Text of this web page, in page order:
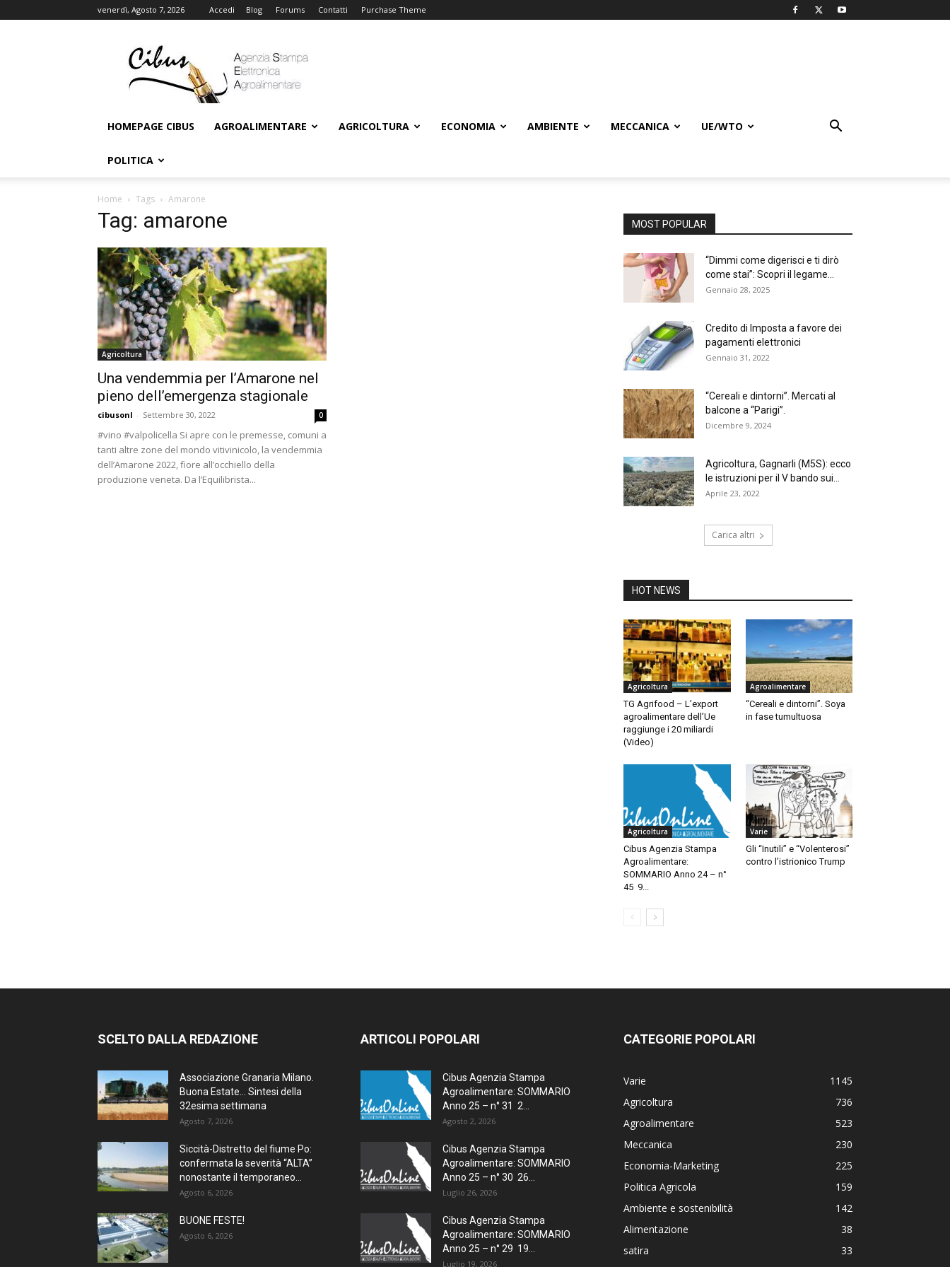
venerdì, Agosto 7, 2026 Accedi Blog Forums Contatti Purchase Theme
Online
HOMEPAGE CIBUS AGROALIMENTARE AGRICOLTURA ECONOMIA AMBIENTE MECCANICA UE/WTO
POLITICA
Home Tags Amarone
Tag: amarone
Agricoltura
Una vendemmia per l’Amarone nel
pieno dell’emergenza stagionale
cibusonl - Settembre 30, 2022 0
#vino #valpolicella Si apre con le premesse, comuni a
tanti altre zone del mondo vitivinicolo, la vendemmia
dell’Amarone 2022, fiore all’occhiello della
produzione veneta. Da l’Equilibrista...
MOST POPULAR
“Dimmi come digerisci e ti dirò
come stai”: Scopri il legame...
Gennaio 28, 2025
Credito di Imposta a favore dei
pagamenti elettronici
Gennaio 31, 2022
“Cereali e dintorni”. Mercati al
balcone a “Parigi”.
Dicembre 9, 2024
Agricoltura, Gagnarli (M5S): ecco
le istruzioni per il V bando sui...
Aprile 23, 2022
Carica altri
HOT NEWS
Agricoltura
TG Agrifood – L’export
agroalimentare dell’Ue
raggiunge i 20 miliardi
(Video)
Agroalimentare
“Cereali e dintorni”. Soya
in fase tumultuosa
Agricoltura
Cibus Agenzia Stampa
Agroalimentare:
SOMMARIO Anno 24 – n°
45 9...
Varie
Gli “Inutili” e “Volenterosi”
contro l’istrionico Trump
SCELTO DALLA REDAZIONE
Associazione Granaria Milano.
Buona Estate… Sintesi della
32esima settimana
Agosto 7, 2026
Siccità-Distretto del fiume Po:
confermata la severità “ALTA”
nonostante il temporaneo...
Agosto 6, 2026
BUONE FESTE!
Agosto 6, 2026
ARTICOLI POPOLARI
Cibus Agenzia Stampa
Agroalimentare: SOMMARIO
Anno 25 – n° 31 2...
Agosto 2, 2026
Cibus Agenzia Stampa
Agroalimentare: SOMMARIO
Anno 25 – n° 30 26...
Luglio 26, 2026
Cibus Agenzia Stampa
Agroalimentare: SOMMARIO
Anno 25 – n° 29 19...
Luglio 19, 2026
CATEGORIE POPOLARI
Varie
1145
Agricoltura
736
Agroalimentare
523
Meccanica
230
Economia-Marketing
225
Politica Agricola
159
Ambiente e sostenibilità
142
Alimentazione
38
satira
33